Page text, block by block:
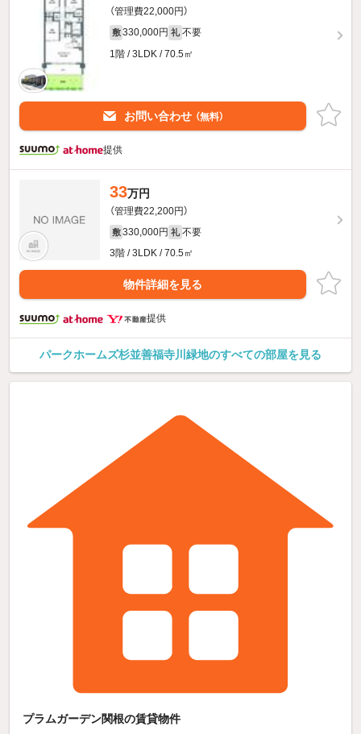
（管理費22,000円）
敷 330,000円 礼 不要
1階 / 3LDK / 70.5㎡
お問い合わせ （無料）
提供
33万円
（管理費22,200円）
敷 330,000円 礼 不要
3階 / 3LDK / 70.5㎡
物件詳細を見る
提供
パークホームズ杉並善福寺川緑地のすべての部屋を見る
プラムガーデン関根の賃貸物件